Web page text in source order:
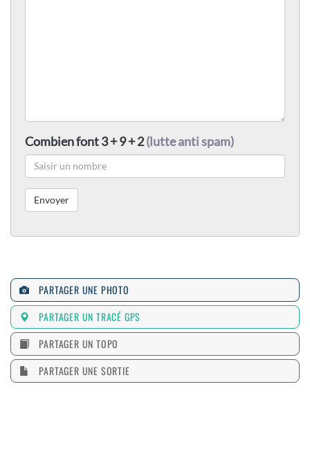
Combien font 3 + 9 + 2(lutte anti spam)
PARTAGER UNE PHOTO
PARTAGER UN TRACÉ GPS
PARTAGER UN TOPO
PARTAGER UNE SORTIE